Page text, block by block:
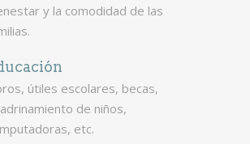
y la comodidad de las
útiles escolares, becas,
de niños,
etc.